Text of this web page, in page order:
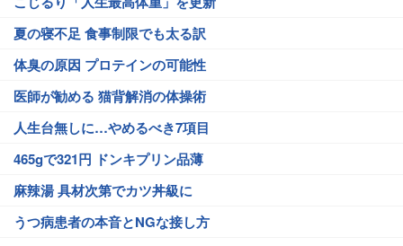
夏の寝不足 食事制限でも太る訳
体臭の原因 プロテインの可能性
医師が勧める 猫背解消の体操術
人生台無しに…やめるべき7項目
465gで321円 ドンキプリン品薄
麻辣湯 具材次第でカツ丼級に
うつ病患者の本音とNGな接し方